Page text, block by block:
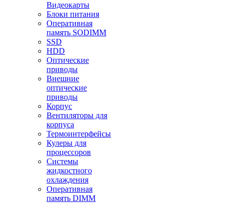
Видеокарты
Блоки питания
Оперативная
память SODIMM
SSD
HDD
Оптические
приводы
Внешние
оптические
приводы
Корпус
Вентиляторы для
корпуса
Термоинтерфейсы
Кулеры для
процессоров
Системы
жидкостного
охлаждения
Оперативная
память DIMM